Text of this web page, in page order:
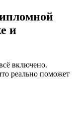
и
включено.
реально поможет